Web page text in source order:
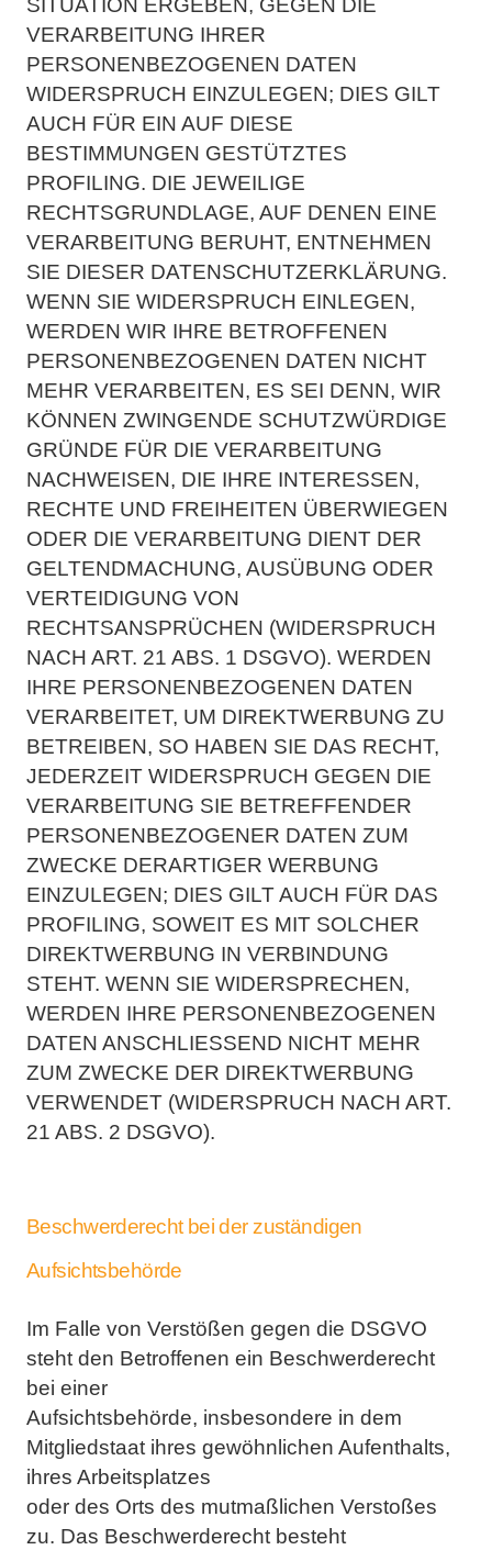
SITUATION ERGEBEN, GEGEN DIE
VERARBEITUNG IHRER
PERSONENBEZOGENEN DATEN
WIDERSPRUCH EINZULEGEN; DIES GILT
AUCH FÜR EIN AUF DIESE
BESTIMMUNGEN GESTÜTZTES
PROFILING. DIE JEWEILIGE
RECHTSGRUNDLAGE, AUF DENEN EINE
VERARBEITUNG BERUHT, ENTNEHMEN
SIE DIESER DATENSCHUTZERKLÄRUNG.
WENN SIE WIDERSPRUCH EINLEGEN,
WERDEN WIR IHRE BETROFFENEN
PERSONENBEZOGENEN DATEN NICHT
MEHR VERARBEITEN, ES SEI DENN, WIR
KÖNNEN ZWINGENDE SCHUTZWÜRDIGE
GRÜNDE FÜR DIE VERARBEITUNG
NACHWEISEN, DIE IHRE INTERESSEN,
RECHTE UND FREIHEITEN ÜBERWIEGEN
ODER DIE VERARBEITUNG DIENT DER
GELTENDMACHUNG, AUSÜBUNG ODER
VERTEIDIGUNG VON
RECHTSANSPRÜCHEN (WIDERSPRUCH
NACH ART. 21 ABS. 1 DSGVO). WERDEN
IHRE PERSONENBEZOGENEN DATEN
VERARBEITET, UM DIREKTWERBUNG ZU
BETREIBEN, SO HABEN SIE DAS RECHT,
JEDERZEIT WIDERSPRUCH GEGEN DIE
VERARBEITUNG SIE BETREFFENDER
PERSONENBEZOGENER DATEN ZUM
ZWECKE DERARTIGER WERBUNG
EINZULEGEN; DIES GILT AUCH FÜR DAS
PROFILING, SOWEIT ES MIT SOLCHER
DIREKTWERBUNG IN VERBINDUNG
STEHT. WENN SIE WIDERSPRECHEN,
WERDEN IHRE PERSONENBEZOGENEN
DATEN ANSCHLIESSEND NICHT MEHR
ZUM ZWECKE DER DIREKTWERBUNG
VERWENDET (WIDERSPRUCH NACH ART.
21 ABS. 2 DSGVO).
Beschwerderecht bei der zuständigen
Aufsichtsbehörde
Im Falle von Verstößen gegen die DSGVO
steht den Betroffenen ein Beschwerderecht
bei einer
Aufsichtsbehörde, insbesondere in dem
Mitgliedstaat ihres gewöhnlichen Aufenthalts,
ihres Arbeitsplatzes
oder des Orts des mutmaßlichen Verstoßes
zu. Das Beschwerderecht besteht